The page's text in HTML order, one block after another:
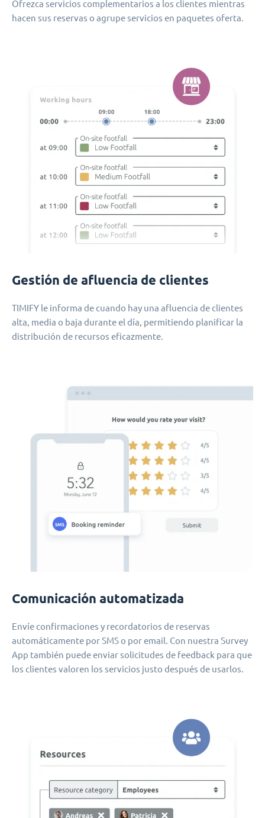
Ofrezca servicios complementarios a los clientes mientras
hacen sus reservas o agrupe servicios en paquetes oferta.
Gestión de afluencia de clientes
TIMIFY le informa de cuando hay una afluencia de clientes
alta, media o baja durante el día, permitiendo planificar la
distribución de recursos eficazmente.
Comunicación automatizada
Envíe confirmaciones y recordatorios de reservas
automáticamente por SMS o por email. Con nuestra Survey
App también puede enviar solicitudes de feedback para que
los clientes valoren los servicios justo después de usarlos.